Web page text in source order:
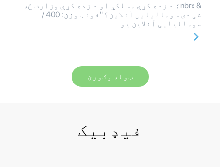
& nbrx؛ د زده کړې مسلکي او د زده کړې وزارت څه
شی دی سومالیایی آنلاین؟ "فونټ وزن: 400 /
سومالیایی آنلاین یو
ټوله وګورئ
فیډبیک